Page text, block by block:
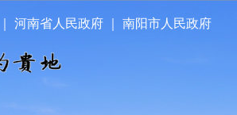
河南省人民政府 南阳市人民政府